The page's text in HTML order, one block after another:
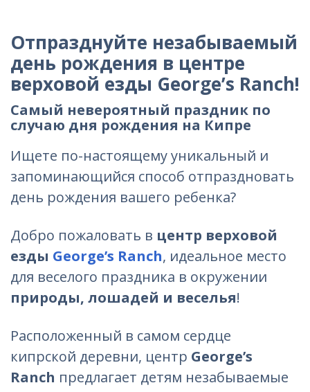
Отпразднуйте незабываемый
день рождения в центре
верховой езды George’s Ranch!
Самый невероятный праздник по
случаю дня рождения на Кипре
Ищете по-настоящему уникальный и
запоминающийся способ отпраздновать
день рождения вашего ребенка?
Добро пожаловать в центр верховой
езды George’s Ranch, идеальное место
для веселого праздника в окружении
природы, лошадей и веселья!
Расположенный в самом сердце
кипрской деревни, центр George’s
Ranch предлагает детям незабываемые